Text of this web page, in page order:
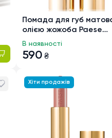
Помада для губ
олією жожоба Paese
Mattologie Soft 113
Honey, 4.3г
590 ₴
В наявності
Хіти продажів